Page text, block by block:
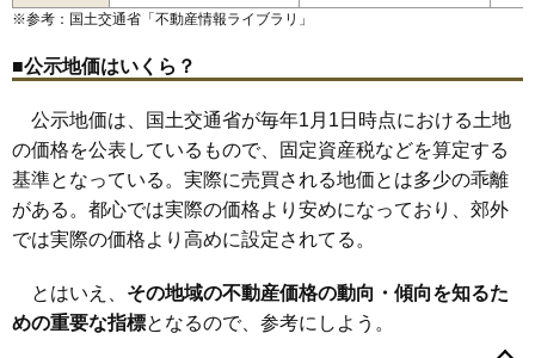
※参考：国土交通省「不動産情報ライブラリ 」
■公示地価はいくら？
公示地価は、国土交通省が毎年1月1日時点における土地
の価格を公表しているもので、固定資産税などを算定する
基準となっている。実際に売買される地価とは多少の乖離
がある。都心では実際の価格より安めになっており、郊外
では実際の価格より高めに設定されてる。
とはいえ、 その地域の不動産価格の動向・傾向を知るた
めの重要な指標となるので、参考にしよう。